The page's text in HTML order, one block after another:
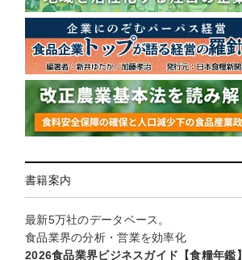
書籍案内
最新5万社のデータベース。
食品業界の分析・営業を効率化
2026食品業界ビジネスガイド【食糧年鑑】